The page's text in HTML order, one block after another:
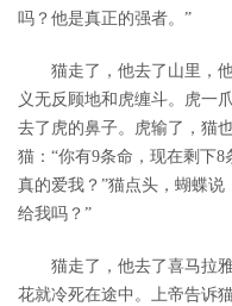
吗？他是真正的强者。”
猫走了，他去了山里，他
义无反顾地和虎缠斗。虎一
去了虎的鼻子。虎输了，猫
猫：“你有9条命，现在剩下
真的爱我？”猫点头，蝴蝶
给我吗？”
猫走了，他去了喜马拉雅
花就冷死在途中。上帝告诉